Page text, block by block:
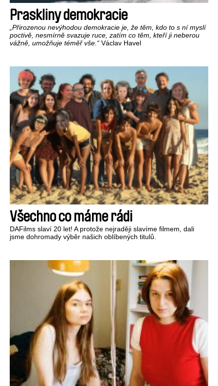
Praskliny demokracie
„Přirozenou nevýhodou demokracie je, že těm, kdo to s ní myslí
poctivě, nesmírně svazuje ruce, zatím co těm, kteří ji neberou
vážně, umožňuje téměř vše.“ Václav Havel
Všechno co máme rádi
DAFilms slaví 20 let! A protože nejraději slavíme filmem, dali
jsme dohromady výběr našich oblíbených titulů.